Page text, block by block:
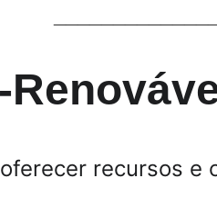
recursos